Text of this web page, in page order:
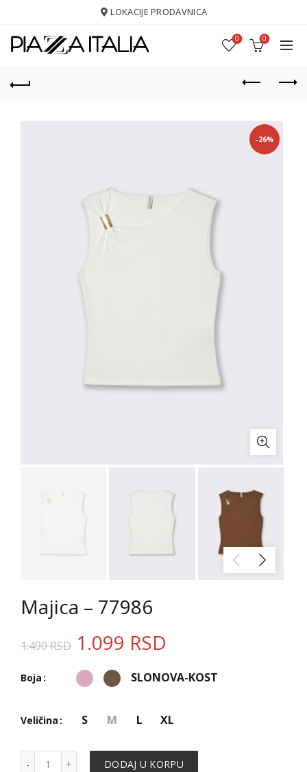
LOKACIJE PRODAVNICA
0 0
-26%
Majica – 77986
1.490RSD 1.099 RSD
Boja SLONOVA-KOST
Veličina S M L XL
DODAJ U KORPU